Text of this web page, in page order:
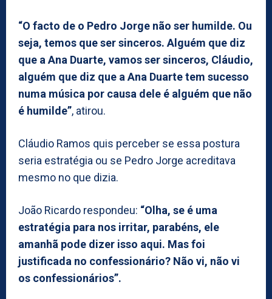
“O facto de o Pedro Jorge não ser humilde. Ou
seja, temos que ser sinceros. Alguém que diz
que a Ana Duarte, vamos ser sinceros, Cláudio,
alguém que diz que a Ana Duarte tem sucesso
numa música por causa dele é alguém que não
é humilde”, atirou.
Cláudio Ramos quis perceber se essa postura
seria estratégia ou se Pedro Jorge acreditava
mesmo no que dizia.
João Ricardo respondeu: “Olha, se é uma
estratégia para nos irritar, parabéns, ele
amanhã pode dizer isso aqui. Mas foi
justificada no confessionário? Não vi, não vi
os confessionários”.